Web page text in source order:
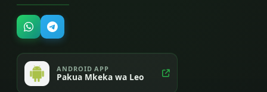
ANDROID APP
Pakua Mkeka wa Leo